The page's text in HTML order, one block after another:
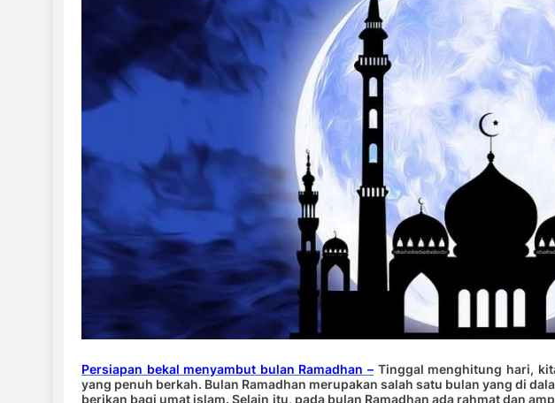
Persiapan bekal menyambut bulan Ramadhan – Tinggal menghitung hari,
yang penuh berkah. Bulan Ramadhan merupakan salah satu bulan yang di
berikan bagi umat islam. Selain itu, pada bulan Ramadhan ada rahmat dan